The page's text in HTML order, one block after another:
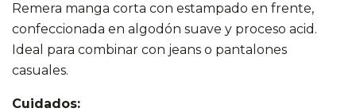
Remera manga corta con estampado en frente,
confeccionada en algodón suave y proceso acid.
Ideal para combinar con jeans o pantalones
casuales.
Cuidados: